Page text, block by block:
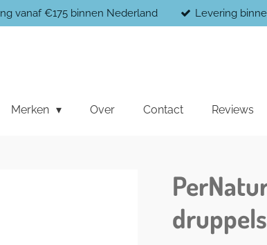
vanaf €175 binnen Nederland Levering
Merken Over Contact Reviews
druppels